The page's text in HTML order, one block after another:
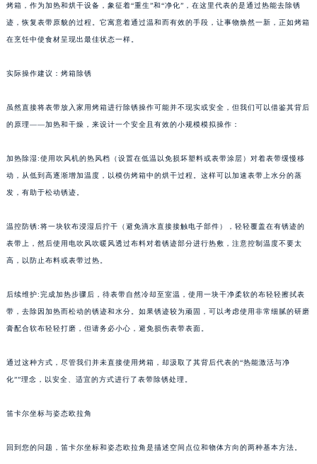
烤箱，作为加热和烘干设备，象征着“重生”和“净化”，在这里代表的是通过热能去除锈
迹，恢复表带原貌的过程。它寓意着通过温和而有效的手段，让事物焕然一新，正如烤箱
在烹饪中使食材呈现出最佳状态一样。
实际操作建议：烤箱除锈
虽然直接将表带放入家用烤箱进行除锈操作可能并不现实或安全，但我们可以借鉴其背后
的原理——加热和干燥，来设计一个安全且有效的小规模模拟操作：
加热除湿:使用吹风机的热风档（设置在低温以免损坏塑料或表带涂层）对着表带缓慢移
动，从低到高逐渐增加温度，以模仿烤箱中的烘干过程。这样可以加速表带上水分的蒸
发，有助于松动锈迹。
温控防锈:将一块软布浸湿后拧干（避免滴水直接接触电子部件），轻轻覆盖在有锈迹的
表带上，然后使用电吹风吹暖风透过布料对着锈迹部分进行热敷，注意控制温度不要太
高，以防止布料或表带过热。
后续维护:完成加热步骤后，待表带自然冷却至室温，使用一块干净柔软的布轻轻擦拭表
带，去除因加热而松动的锈迹和水分。如果锈迹较为顽固，可以考虑使用非常细腻的研磨
膏配合软布轻轻打磨，但请务必小心，避免损伤表带表面。
通过这种方式，尽管我们并未直接使用烤箱，却汲取了其背后代表的“热能激活与净
化””理念，以安全、适宜的方式进行了表带除锈处理。
笛卡尔坐标与姿态欧拉角
回到您的问题，笛卡尔坐标和姿态欧拉角是描述空间点位和物体方向的两种基本方法。